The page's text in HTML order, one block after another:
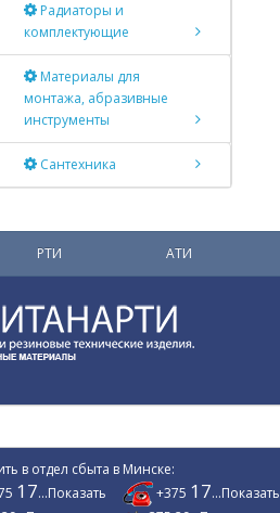
Радиаторы и
комплектующие
Материалы для
монтажа, абразивные
инструменты
Сантехника
РТИ АТИ
в отдел сбыта в Минске:
17...Показать
+375 17...Показать